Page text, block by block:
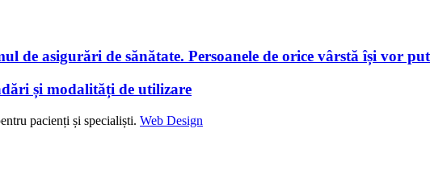
de asigurări de sănătate. Persoanele de orice vârstă își vor
și modalități de utilizare
pacienți și specialiști. Web Design